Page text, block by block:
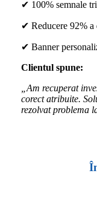
✔ 100% semnale
✔ Reducere 92% a
✔ Banner
Clientul spune:
„Am recuperat
corect atribuite.
rezolvat problema